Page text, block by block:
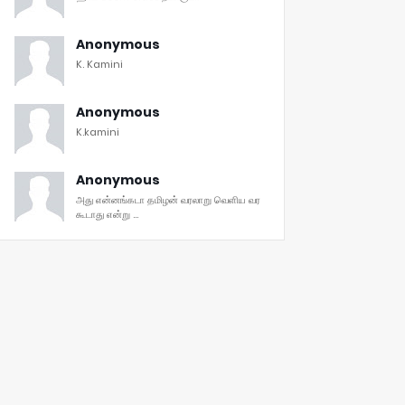
Anonymous
K. Kamini
Anonymous
K.kamini
Anonymous
அது என்னங்கடா தமிழன் வரலாறு வெளிய வர
கூடாது என்று ...